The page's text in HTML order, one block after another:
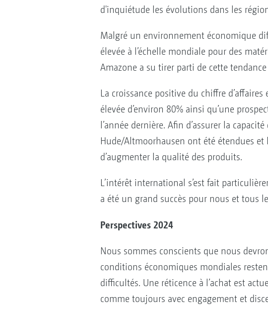
d'inquiétude les évolutions dans les
Malgré un environnement économique
élevée à l’échelle mondiale pour des
Amazone a su tirer parti de cette
La croissance positive du chiffre
élevée d’environ 80% ainsi qu’une
l’année dernière. Afin d’assurer la
Hude/Altmoorhausen ont été étendues
d’augmenter la qualité des produits.
L’intérêt international s’est fait
a été un grand succès pour nous et tous
Perspectives 2024
Nous sommes conscients que nous
conditions économiques mondiales
difficultés. Une réticence à l’achat est
comme toujours avec engagement et